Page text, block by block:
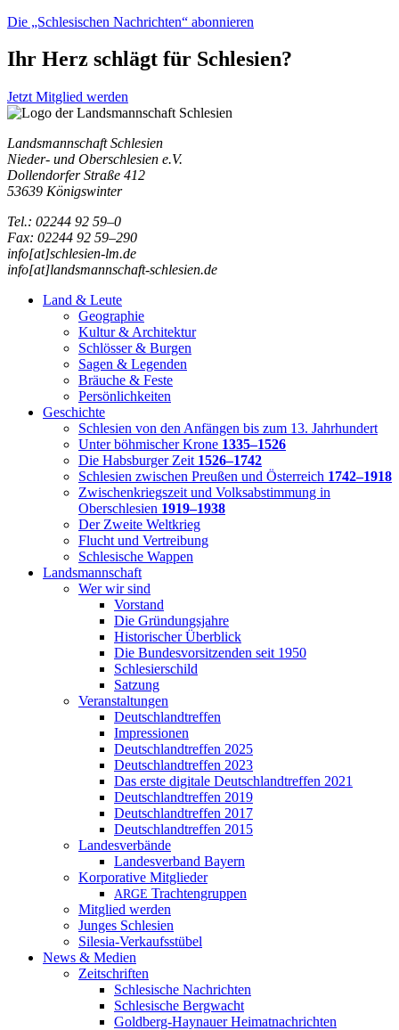
Die „Schlesischen Nachrichten“ abonnieren
Ihr Herz schlägt für Schlesien?
Jetzt Mitglied werden
Landsmannschaft Schlesien
Nieder- und Oberschlesien e.V.
Dollendorfer Straße 412
53639 Königswinter
Tel.: 02244 92 59–0
Fax: 02244 92 59–290
info[at]schlesien-lm.de
info[at]landsmannschaft-schlesien.de
Land & Leute
Geographie
Kultur & Architektur
Schlösser & Burgen
Sagen & Legenden
Bräuche & Feste
Persönlichkeiten
Geschichte
Schlesien von den Anfängen bis zum 13. Jahrhundert
Unter böhmischer Krone 1335–1526
Die Habsburger Zeit 1526–1742
Schlesien zwischen Preußen und Österreich 1742–1918
Zwischenkriegszeit und Volksabstimmung in
Oberschlesien 1919–1938
Der Zweite Weltkrieg
Flucht und Vertreibung
Schlesische Wappen
Landsmannschaft
Wer wir sind
Vorstand
Die Gründungsjahre
Historischer Überblick
Die Bundesvorsitzenden seit 1950
Schlesierschild
Satzung
Veranstaltungen
Deutschlandtreffen
Impressionen
Deutschlandtreffen 2025
Deutschlandtreffen 2023
Das erste digitale Deutschlandtreffen 2021
Deutschlandtreffen 2019
Deutschlandtreffen 2017
Deutschlandtreffen 2015
Landesverbände
Landesverband Bayern
Korporative Mitglieder
ARGE Trachtengruppen
Mitglied werden
Junges Schlesien
Silesia-Verkaufsstübel
News & Medien
Zeitschriften
Schlesische Nachrichten
Schlesische Bergwacht
Goldberg-Haynauer Heimatnachrichten